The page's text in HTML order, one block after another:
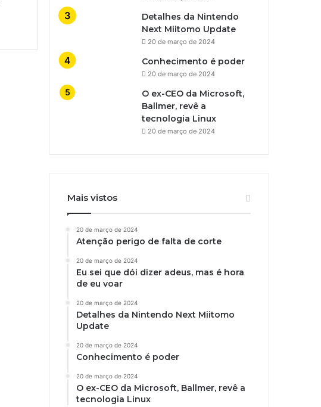
Detalhes da Nintendo
Next Miitomo Update
20 de março de 2024
Conhecimento é poder
20 de março de 2024
O ex-CEO da Microsoft,
Ballmer, revê a
tecnologia Linux
20 de março de 2024
Mais vistos
20 de março de 2024
Atenção perigo de falta de corte
20 de março de 2024
Eu sei que dói dizer adeus, mas é hora
de eu voar
20 de março de 2024
Detalhes da Nintendo Next Miitomo
Update
20 de março de 2024
Conhecimento é poder
20 de março de 2024
O ex-CEO da Microsoft, Ballmer, revê a
tecnologia Linux